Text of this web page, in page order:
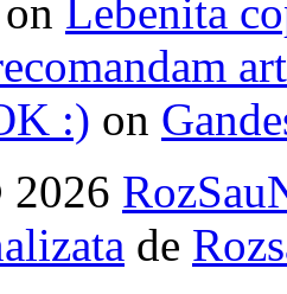
on Lebenita
:) on
de